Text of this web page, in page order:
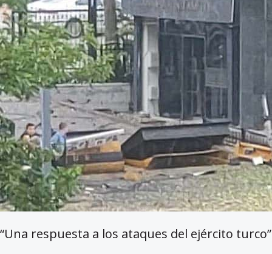
“Una respuesta a los ataques del ejército turco”